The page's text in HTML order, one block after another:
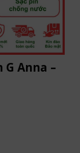
Anna –
Độ Rung số lượng